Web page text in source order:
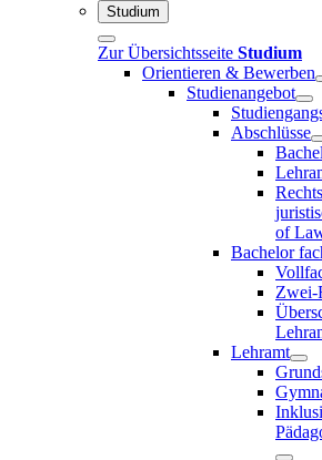
Studium
Zur Übersichtsseite Studium
Orientieren & Bewerben
Studienangebot
Abschlüsse
of
Bachelor
Zwei-
Lehramt